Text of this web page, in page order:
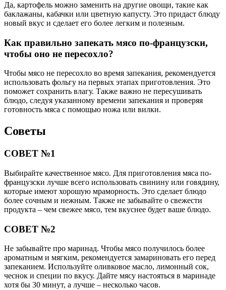
Да, картофель можно заменить на другие овощи, такие как
баклажаны, кабачки или цветную капусту. Это придаст блюду
новый вкус и сделает его более легким и полезным.
Как правильно запекать мясо по-французски,
чтобы оно не пересохло?
Чтобы мясо не пересохло во время запекания, рекомендуется
использовать фольгу на первых этапах приготовления. Это
поможет сохранить влагу. Также важно не пересушивать
блюдо, следуя указанному времени запекания и проверяя
готовность мяса с помощью ножа или вилки.
Советы
СОВЕТ №1
Выбирайте качественное мясо. Для приготовления мяса по-
французски лучше всего использовать свинину или говядину,
которые имеют хорошую мраморность. Это сделает блюдо
более сочным и нежным. Также не забывайте о свежести
продукта – чем свежее мясо, тем вкуснее будет ваше блюдо.
СОВЕТ №2
Не забывайте про маринад. Чтобы мясо получилось более
ароматным и мягким, рекомендуется замариновать его перед
запеканием. Используйте оливковое масло, лимонный сок,
чеснок и специи по вкусу. Дайте мясу настояться в маринаде
хотя бы 30 минут, а лучше – несколько часов.